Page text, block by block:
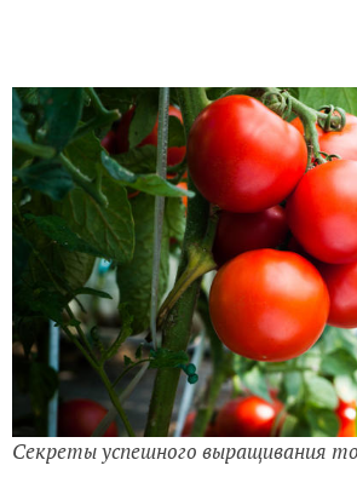
Секреты успешного выращивания